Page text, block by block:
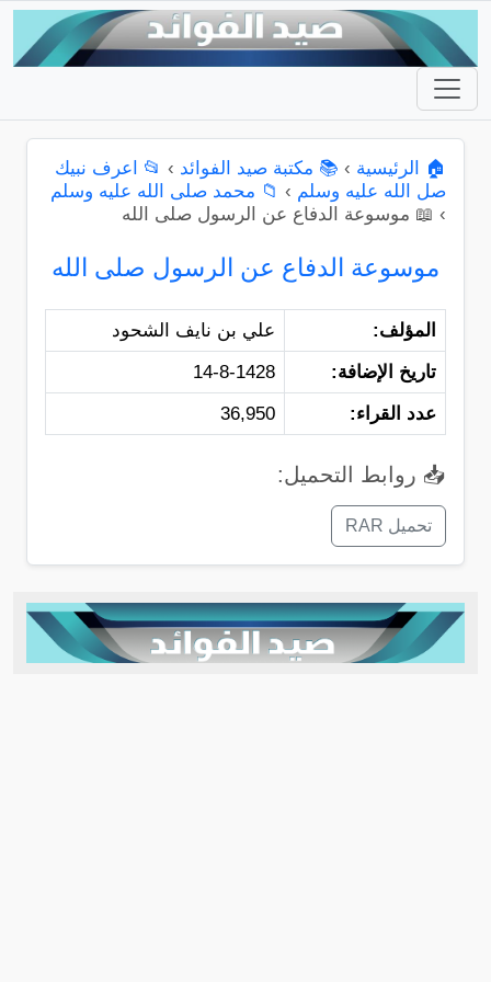
🏠 الرئيسية › 📚 مكتبة صيد الفوائد › 📂 اعرف نبيك
صل الله عليه وسلم › 📁 محمد صلى الله عليه وسلم
› 📖 موسوعة الدفاع عن الرسول صلى الله
موسوعة الدفاع عن الرسول صلى الله
المؤلف:
علي بن نايف الشحود
تاريخ الإضافة:
14-8-1428
عدد القراء:
36,950
📥 روابط التحميل:
تحميل RAR